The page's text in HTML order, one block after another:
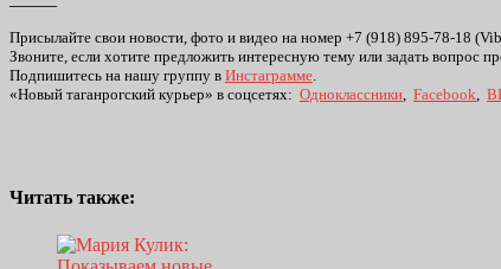
Присылайте свои новости, фото и видео на номер +7 (918) 895-78-18
Звоните, если хотите предложить интересную тему или задать вопрос
Подпишитесь на нашу группу в Инстаграмме.
«Новый таганрогский курьер» в соцсетях: Одноклассники, Facebook,
Читать также: